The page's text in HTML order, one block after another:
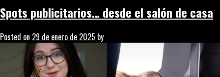
Spots publicitarios… desde el salón de casa
Posted on 29 de enero de 2025 by